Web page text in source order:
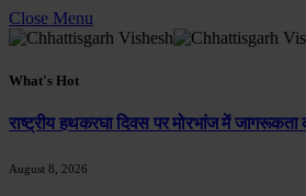
Close Menu
What's Hot
राष्ट्रीय हथकरघा दिवस पर मोरभांज में
August 8, 2026